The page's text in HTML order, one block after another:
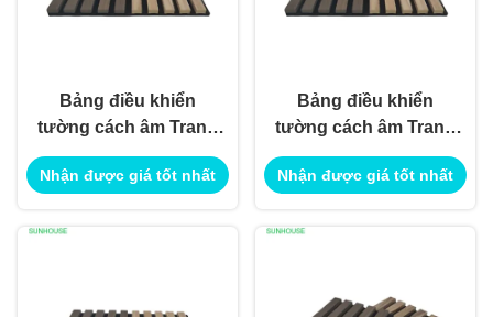
Bảng điều khiển
tường cách âm Trang
trí nội thất ngoại thất
Sử dụng cho ứng
Nhận được giá tốt nhất
Bảng điều khiển
tường cách âm Trang
trí nội thất ngoại thất
Sử dụng cho ứng
Nhận được giá tốt nhất